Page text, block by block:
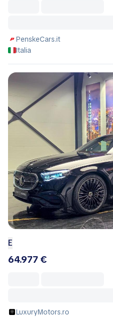
PenskeCars.it
Italia
E
64.977 €
LuxuryMotors.ro